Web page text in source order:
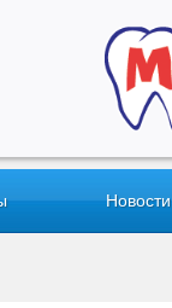
Новости